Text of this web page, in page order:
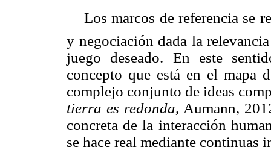
Los marcos de referencia se
y negociación dada la
juego deseado. En este
concepto que está en el mapa
complejo conjunto de ideas
tierra es redonda, Aumann,
concreta de la interacción
se hace real mediante continuas